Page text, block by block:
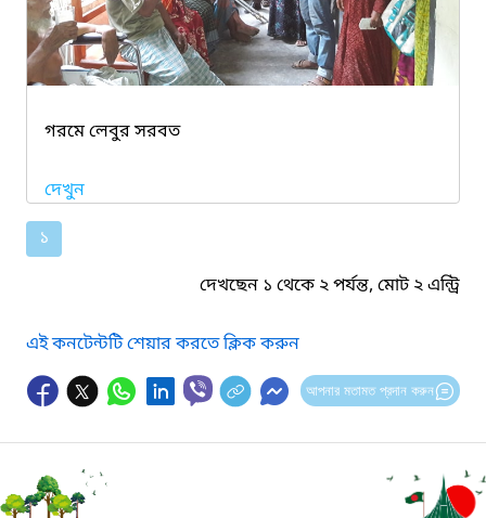
গরমে লেবুর সরবত
দেখুন
১
দেখছেন ১ থেকে ২ পর্যন্ত, মোট ২ এন্ট্রি
এই কনটেন্টটি শেয়ার করতে ক্লিক করুন
আপনার মতামত প্রদান করুন